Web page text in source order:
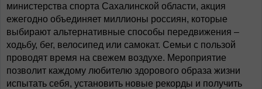
министерства спорта Сахалинской области, акция
ежегодно объединяет миллионы россиян, которые
выбирают альтернативные способы передвижения –
ходьбу, бег, велосипед или самокат. Семьи с пользой
проводят время на свежем воздухе. Мероприятие
позволит каждому любителю здорового образа жизни
испытать себя, установить новые рекорды и получить